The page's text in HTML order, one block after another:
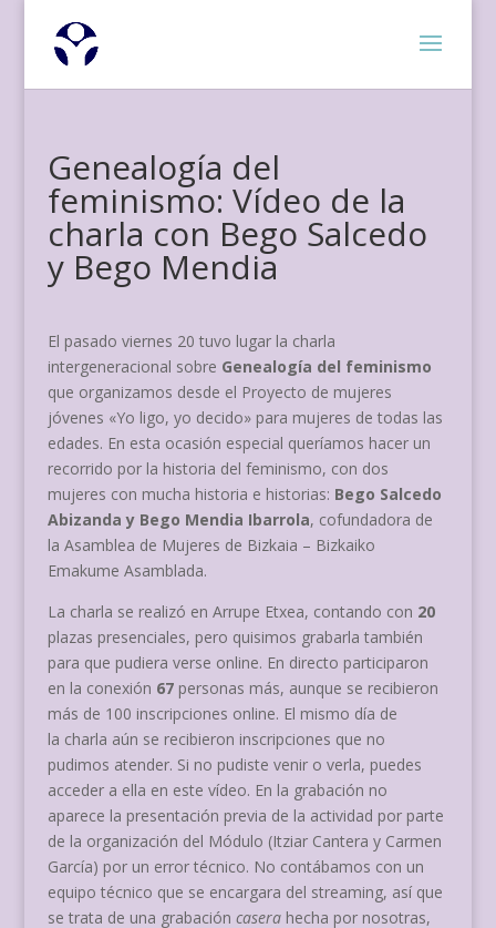
Genealogía del
feminismo: Vídeo de la
charla con Bego Salcedo
y Bego Mendia
El pasado viernes 20 tuvo lugar la charla
intergeneracional sobre Genealogía del feminismo
que organizamos desde el Proyecto de mujeres
jóvenes «Yo ligo, yo decido» para mujeres de todas las
edades. En esta ocasión especial queríamos hacer un
recorrido por la historia del feminismo, con dos
mujeres con mucha historia e historias: Bego Salcedo
Abizanda y Bego Mendia Ibarrola, cofundadora de
la Asamblea de Mujeres de Bizkaia – Bizkaiko
Emakume Asamblada.
La charla se realizó en Arrupe Etxea, contando con 20
plazas presenciales, pero quisimos grabarla también
para que pudiera verse online. En directo participaron
en la conexión 67personas más, aunque se recibieron
más de 100 inscripciones online. El mismo día de
la charla aún se recibieron inscripciones que no
pudimos atender. Si no pudiste venir o verla, puedes
acceder a ella en este vídeo. En la grabación no
aparece la presentación previa de la actividad por parte
de la organización del Módulo (Itziar Cantera y Carmen
García) por un error técnico. No contábamos con un
equipo técnico que se encargara del streaming, así que
se trata de una grabación caserahecha por nosotras,